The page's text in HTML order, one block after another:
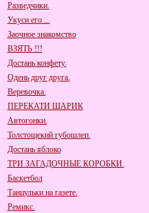
Разведчики.
Укуси его ...
Заочное знакомство
ВЗЯТЬ !!!
Достань конфету.
Одень друг друга.
Веревочка.
ПЕРЕКАТИ ШАРИК
Автогонки.
Толстощекий губошлеп.
Достань яблоко
ТРИ ЗАГАДОЧНЫЕ КОРОБКИ.
Баскетбол
Танцульки на газете.
Ремикс.